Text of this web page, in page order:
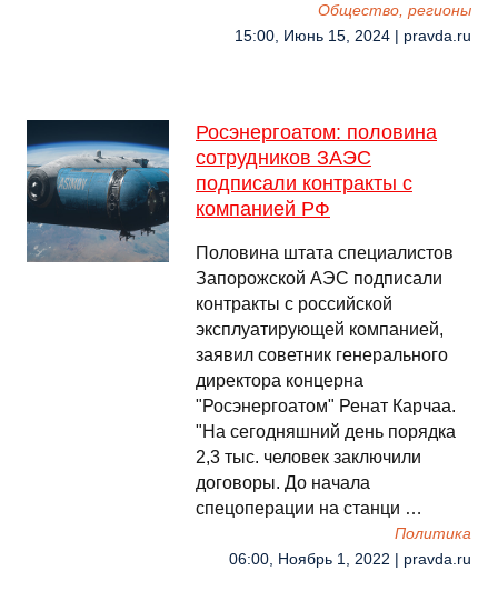
Общество, регионы
15:00, Июнь 15, 2024 | pravda.ru
Росэнергоатом: половина
сотрудников ЗАЭС
подписали контракты с
компанией РФ
Половина штата специалистов
Запорожской АЭС подписали
контракты с российской
эксплуатирующей компанией,
заявил советник генерального
директора концерна
"Росэнергоатом" Ренат Карчаа.
"На сегодняшний день порядка
2,3 тыс. человек заключили
договоры. До начала
спецоперации на станци …
Политика
06:00, Ноябрь 1, 2022 | pravda.ru